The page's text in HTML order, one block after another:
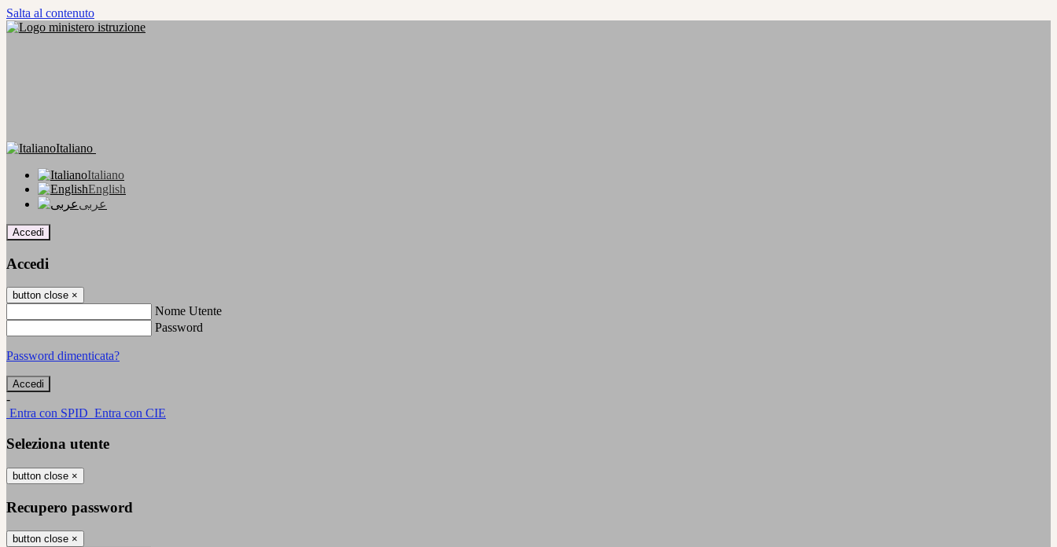
Salta al contenuto
Italiano
Italiano
English
عربى
Accedi
Accedi
button close ×
Nome Utente
Password
Password dimenticata?
-
Entra con SPID Entra con CIE
Seleziona utente
button close ×
Recupero password
button close ×